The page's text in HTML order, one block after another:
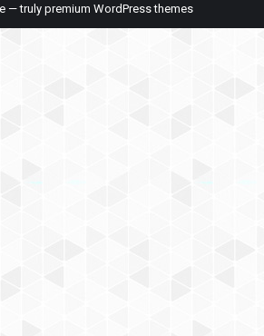
— truly premium WordPress themes